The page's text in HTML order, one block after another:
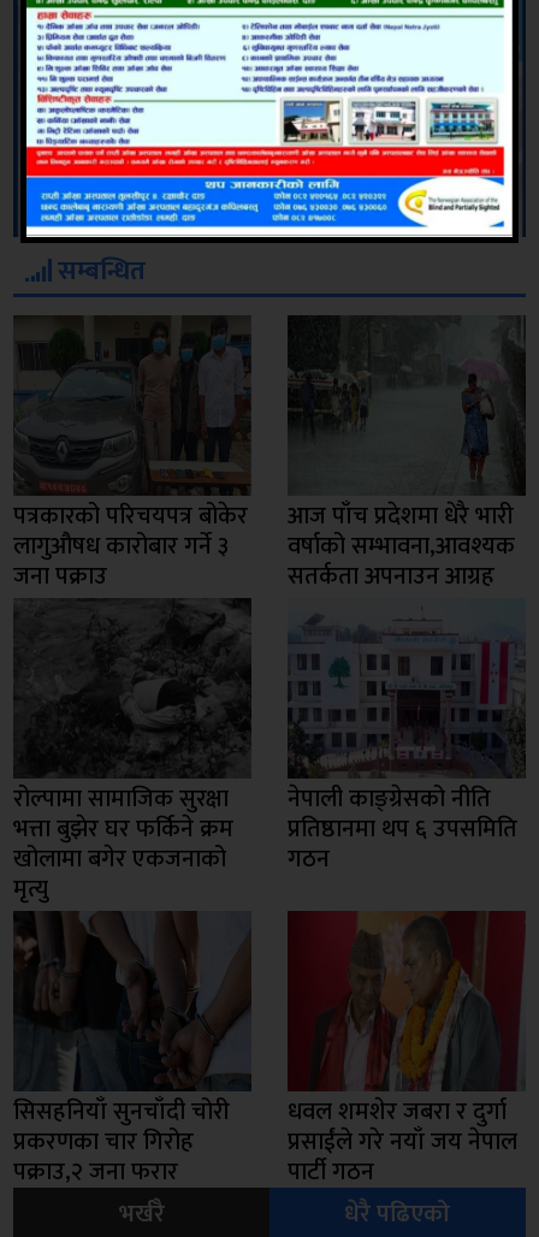
सम्बन्धित
पत्रकारको परिचयपत्र बोकेर
लागुऔषध कारोबार गर्ने ३
जना पक्राउ
आज पाँच प्रदेशमा धेरै भारी
वर्षाको सम्भावना,आवश्यक
सतर्कता अपनाउन आग्रह
रोल्पामा सामाजिक सुरक्षा
भत्ता बुझेर घर फर्किने क्रम
खोलामा बगेर एकजनाको
मृत्यु
नेपाली काङ्ग्रेसको नीति
प्रतिष्ठानमा थप ६ उपसमिति
गठन
सिसहनियाँ सुनचाँदी चोरी
प्रकरणका चार गिरोह
पक्राउ,२ जना फरार
धवल शमशेर जबरा र दुर्गा
प्रसाईंले गरे नयाँ जय नेपाल
पार्टी गठन
भर्खरै
धेरै पढिएको